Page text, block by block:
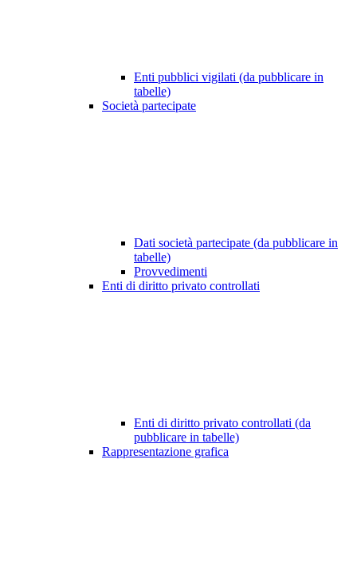
Enti pubblici vigilati (da pubblicare in
tabelle)
Società partecipate
Dati società partecipate (da pubblicare in
tabelle)
Provvedimenti
Enti di diritto privato controllati
Enti di diritto privato controllati (da
pubblicare in tabelle)
Rappresentazione grafica